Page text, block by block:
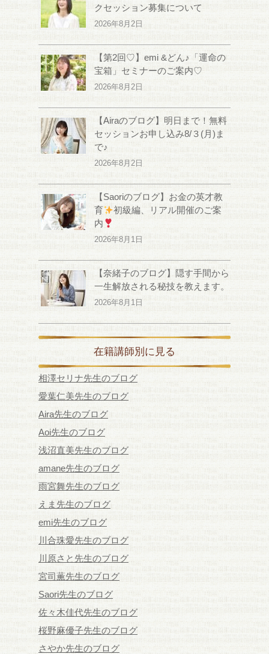
クセッション募集について
2026年8月2日
【第2回♡】emi &どん♪「運命の
宝箱」セミナーのご案内♡
2026年8月2日
【Airaのブログ】明日まで！無料
セッションお申し込み8/３(月)ま
で♪
2026年8月2日
【Saoriのブログ】お金の英才教
育
初級編、リアル開催のご案
内
2026年8月1日
【奈緒子のブログ】隠す手間から
一生解放される秘技を教えます。
2026年8月1日
在籍講師別に見る
相澤セリナ先生のブログ
愛葉仁美先生のブログ
Aira先生のブログ
Aoi先生のブログ
浅沼直美先生のブログ
amane先生のブログ
雨宮舞先生のブログ
えま先生のブログ
emi先生のブログ
川合珠愛先生のブログ
川原さと先生のブログ
宮司薫先生のブログ
Saori先生のブログ
佐々木佳代先生のブログ
桜野麻優子先生のブログ
さやか先生のブログ